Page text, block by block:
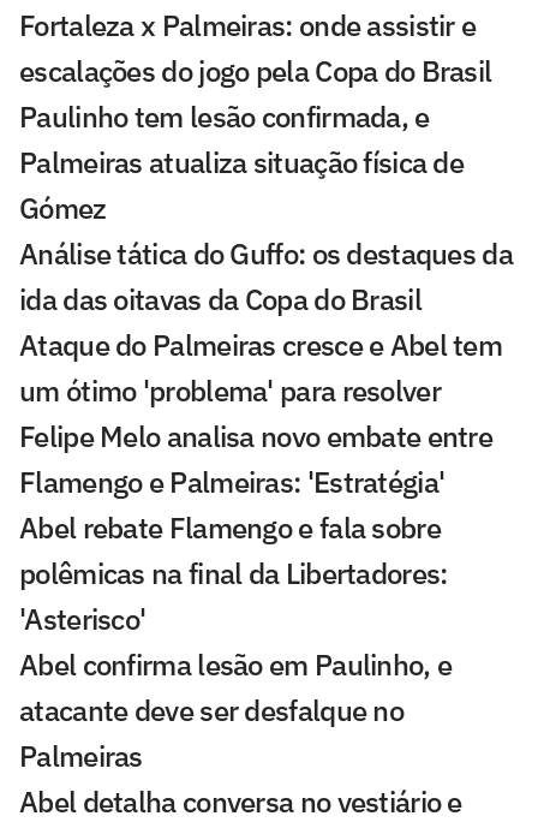
Fortaleza x Palmeiras: onde assistir e
escalações do jogo pela Copa do Brasil
Paulinho tem lesão confirmada, e
Palmeiras atualiza situação física de
Gómez
Análise tática do Guffo: os destaques da
ida das oitavas da Copa do Brasil
Ataque do Palmeiras cresce e Abel tem
um ótimo 'problema' para resolver
Felipe Melo analisa novo embate entre
Flamengo e Palmeiras: 'Estratégia'
Abel rebate Flamengo e fala sobre
polêmicas na final da Libertadores:
'Asterisco'
Abel confirma lesão em Paulinho, e
atacante deve ser desfalque no
Palmeiras
Abel detalha conversa no vestiário e